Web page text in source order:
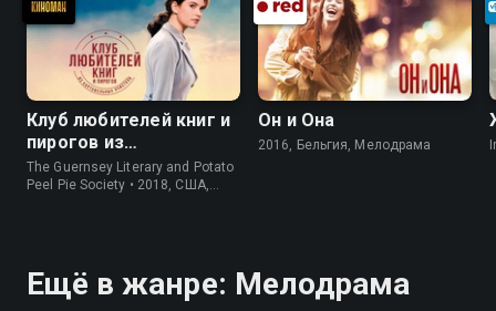
Клуб любителей книг и
пирогов из
картофельных
очистков
The Guernsey Literary and Potato
Peel Pie Society • 2018, США,
Он и Она
2016, Бельгия, Мелодрама
Ещё в жанре: Мелодрама